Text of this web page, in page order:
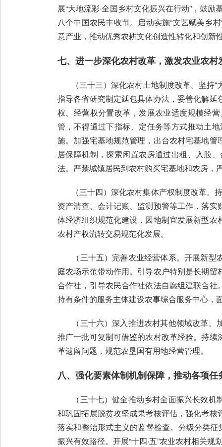
展“大地流彩·全国乡村文化振兴在行动”，鼓
八个中国农民丰收节。启动实施“文艺赋美乡
意产业，推动优秀农耕文化创造性转化和创新
七、进一步深化农村改革，激发农业农村
（三十三）深化农村土地制度改革。坚持“
指导各省研究制定延包具体办法，妥善化解
权、经营权分置改革，发展农业适度规模经
管，不得通过下指标、定任务等方式推动土
施。加强宅基地规范管理，出台农村宅基地
居保障机制，探索闲置农房通过出租、入股
法。严禁城镇居民到农村购买宅基地和农房，
（三十四）深化农村集体产权制度改革。持
资产清查、会计记账、监测预警等工作，落
体经济组织规范化建设，因地制宜发展新型
农村产权流转交易规范化发展。
（三十五）完善农业经营体系。开展新型
庭农场示范带动作用。引导农户特别是长期
合作社，引导农民合作社依法自愿组建联合
持有条件的服务主体建设农事综合服务中心，
（三十六）深入推进农村其他领域改革。
推广一批可复制可借鉴的农村改革经验。持
革遗留问题，规范农垦国有用地经营管理。
八、强化要素体制机制保障，推动各项任
（三十七）健全推动乡村全面振兴长效机
和巩固拓展脱贫攻坚成果考核评估，强化考
落实和整治形式主义的监督检查。分级分类
振兴有效路径。开展“十四·五”农业农村相关